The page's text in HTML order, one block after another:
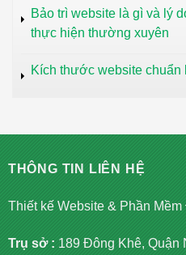
Bảo trì website là gì và lý
thực hiện thường xuyên
Kích thước website chuẩn
THÔNG TIN LIÊN HỆ
Thiết kế Website & Phần
Trụ sở :189 Đông Khê, Quận